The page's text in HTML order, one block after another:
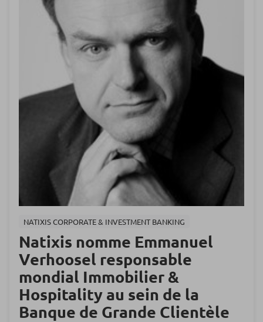
NATIXIS CORPORATE & INVESTMENT BANKING
Natixis nomme Emmanuel
Verhoosel responsable
mondial Immobilier &
Hospitality au sein de la
Banque de Grande Clientèle